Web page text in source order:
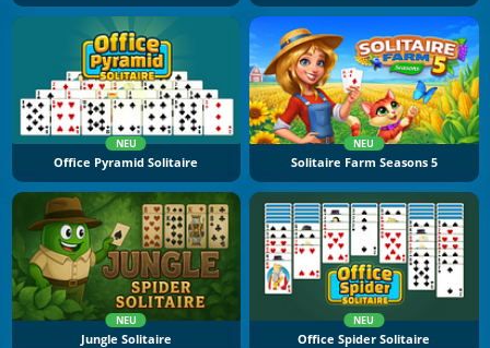
NEU
Office Pyramid Solitaire
NEU
Solitaire Farm Seasons 5
NEU
Jungle Solitaire
NEU
Office Spider Solitaire